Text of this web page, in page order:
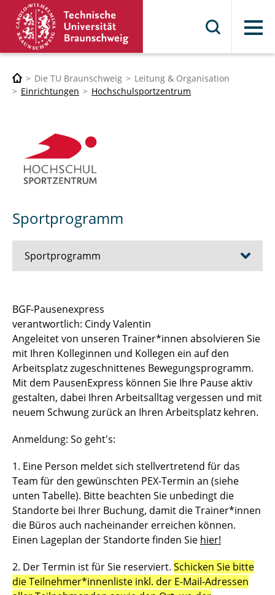
Menü
Die TU Braunschweig
Leitung & Organisation
Einrichtungen
Hochschulsportzentrum
Sportprogramm
Sportprogramm
Buchungs- und Teilnahmebedingungen
Nutzungsordnungen
Differenzierung der Sportangebote
Feedback Sportangebot
Verletzt im HSP - und nun?
Versicherungen im Sport & Studium
BGF-Pausenexpress
verantwortlich: Cindy Valentin
Angeleitet von unseren Trainer*innen absolvieren Sie
mit Ihren Kolleginnen und Kollegen ein auf den
Arbeitsplatz zugeschnittenes Bewegungsprogramm.
Mit dem PausenExpress können Sie Ihre Pause aktiv
gestalten, dabei Ihren Arbeitsalltag vergessen und mit
neuem Schwung zurück an Ihren Arbeitsplatz kehren.
Anmeldung: So geht's:
1. Eine Person meldet sich stellvertretend für das
Team für den gewünschten PEX-Termin an (siehe
unten Tabelle). Bitte beachten Sie unbedingt die
Standorte bei Ihrer Buchung, damit die Trainer*innen
die Büros auch nacheinander erreichen können.
Einen Lageplan der Standorte finden Sie hier!
2. Der Termin ist für Sie reserviert. Schicken Sie bitte
die Teilnehmer*innenliste inkl. der E-Mail-Adressen